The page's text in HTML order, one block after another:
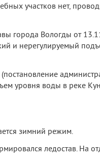
участков нет,
города Вологды от
и нерегулируемый
уровня воды в реке
зимний режим.
ледостав. На